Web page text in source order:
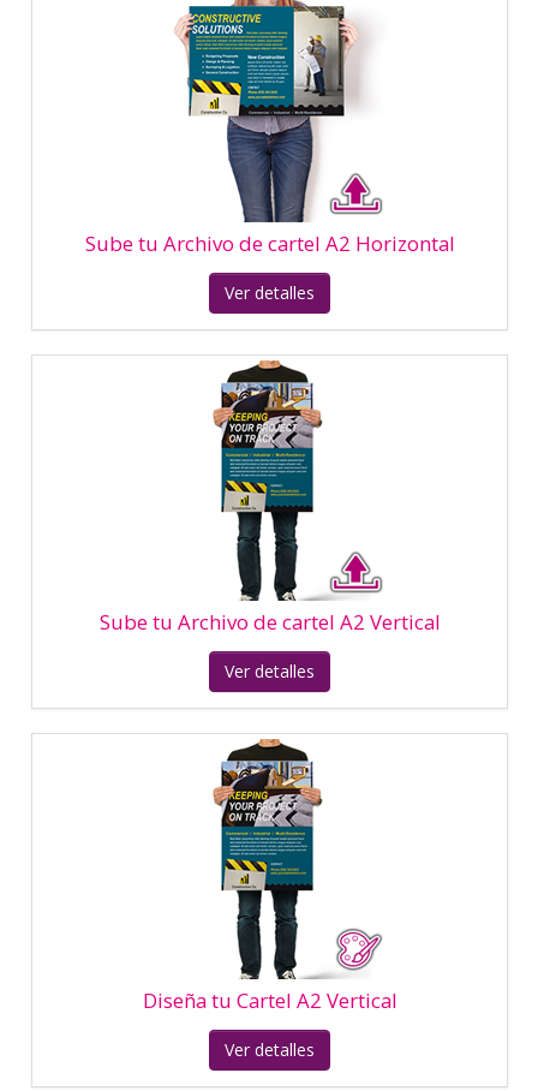
Ver detalles
Sube tu Archivo de cartel A2 Vertical
Ver detalles
Diseña tu Cartel A2 Vertical
Ver detalles
Diseña tu Cartel A2 Horizontal